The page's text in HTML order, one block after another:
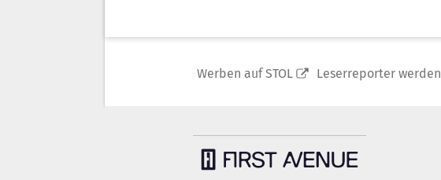
Werben auf STOL Leserreporter werden